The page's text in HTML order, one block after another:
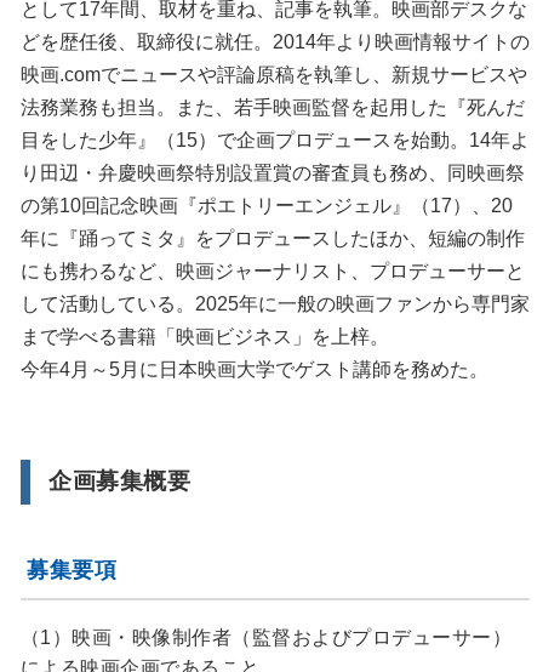
として17年間、取材を重ね、記事を執筆。映画部デスクな
どを歴任後、取締役に就任。2014年より映画情報サイトの
映画.comでニュースや評論原稿を執筆し、新規サービスや
法務業務も担当。また、若手映画監督を起用した『死んだ
目をした少年』（15）で企画プロデュースを始動。14年よ
り田辺・弁慶映画祭特別設置賞の審査員も務め、同映画祭
の第10回記念映画『ポエトリーエンジェル』（17）、20
年に『踊ってミタ』をプロデュースしたほか、短編の制作
にも携わるなど、映画ジャーナリスト、プロデューサーと
して活動している。2025年に一般の映画ファンから専門家
まで学べる書籍「映画ビジネス」を上梓。
今年4月～5月に日本映画大学でゲスト講師を務めた。
企画募集概要
募集要項
（1）映画・映像制作者（監督およびプロデューサー）
による映画企画であること。